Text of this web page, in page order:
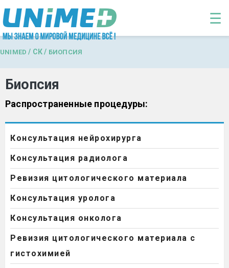
Перейти к основному содержанию
☰
UNIMED / СК / БИОПСИЯ
Биопсия
Распространенные процедуры:
Консультация нейрохирурга
Консультация радиолога
Ревизия цитологического материала
Консультация уролога
Консультация онколога
Ревизия цитологического материала с
гистохимией